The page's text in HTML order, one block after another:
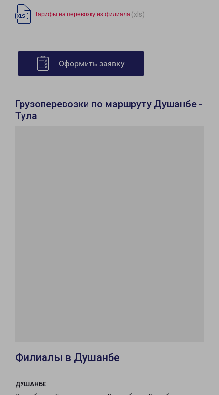
Тарифы на перевозку из филиала (xls)
Оформить заявку
Грузоперевозки по маршруту Душанбе -
Тула
Филиалы в Душанбе
ДУШАНБЕ